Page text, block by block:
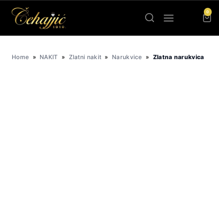
0
Home » NAKIT » Zlatni nakit » Narukvice » Zlatna narukvica